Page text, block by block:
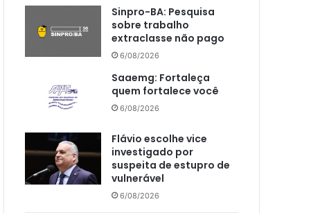
Sinpro-BA: Pesquisa
sobre trabalho
extraclasse não pago
6/08/2026
Saaemg: Fortaleça
quem fortalece você
6/08/2026
Flávio escolhe vice
investigado por
suspeita de estupro de
vulnerável
6/08/2026